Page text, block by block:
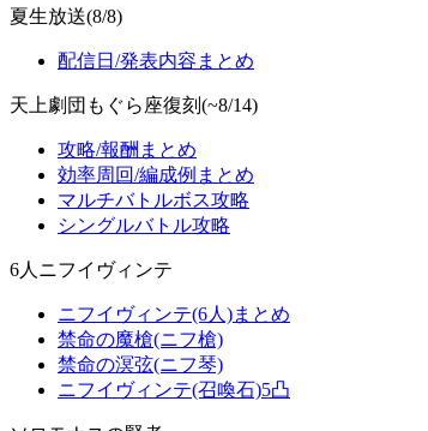
夏生放送(8/8)
配信日/発表内容まとめ
天上劇団もぐら座復刻(~8/14)
攻略/報酬まとめ
効率周回/編成例まとめ
マルチバトルボス攻略
シングルバトル攻略
6人ニフイヴィンテ
ニフイヴィンテ(6人)まとめ
禁命の魔槍(ニフ槍)
禁命の溟弦(ニフ琴)
ニフイヴィンテ(召喚石)5凸